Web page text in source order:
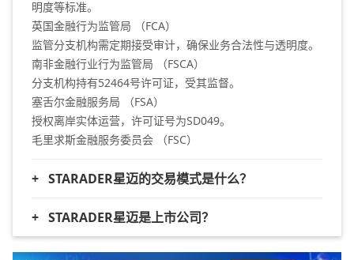
明度等标准。 ‌
英国金融行为监管局 （FCA）
监管分支机构需定期接受审计，确保业务合法性与透明度。 ‌
南非金融行业行为监管局 （FSCA）
分支机构持有52464号许可证，受其监督。 ‌
塞舌尔金融服务局 （FSA）
授权离岸实体运营，许可证号为SD049。 ‌
毛里求斯金融服务委员会 （FSC）
+ STARADER星迈的交易模式是什么？
+ STARADER星迈是上市公司？